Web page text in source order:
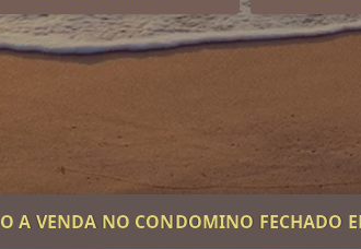
A VENDA NO CONDOMINO FECHADO